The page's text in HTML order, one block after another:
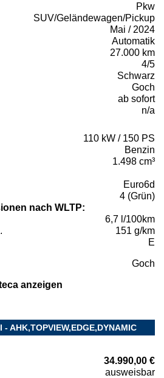
Pkw
SUV/Geländewagen/Pickup
Mai / 2024
Automatik
27.000 km
4/5
Schwarz
Goch
ab sofort
n/a
110 kW / 150 PS
Benzin
1.498 cm³
Euro6d
4 (Grün)
nach WLTP:
6,7 l/100km
151 g/km
E
Goch
anzeigen
AHK,TOPVIEW,EDGE,DYNAMIC
34.990,00 €
ausweisbar